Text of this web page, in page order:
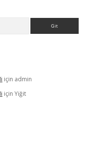
için admin
için Yiğit